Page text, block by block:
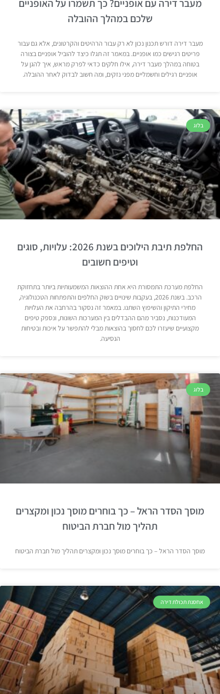
מעבר דירה עם אופניים? כך תשמרו על האופניים
שלכם במהלך ההובלה
מעבר דירה דורש תכנון נכון לא רק עבור הרהיטים והקרטונים, אלא גם עבור
פריטים רגישים כמו אופניים. במאמר זה תגלו כיצד להוביל אופניים בצורה
בטוחה במהלך מעבר דירה, אילו חלקים כדאי לפרק מראש, איך להגן על
אופניים רגילים וחשמליים מפני נזקים, ומה חשוב לבדוק לאחר ההובלה.
בלוג
החלפת תיבת הילוכים בשנת 2026: עלויות, סוגים
וטיפים חשובים
החלפת מערכת התמסורת היא אחת ההוצאות המשמעותיות ביותר בתחזוקת
הרכב. בשנת 2026, בעקבות שינויים בשוק החלפים והתפתחות הטכנולוגיה,
מחירי התיקון והשיפוץ השתנו. במאמר זה נסקור בהרחבה את העלויות
המעודכנות, נסביר מהם ההבדלים בין המערכות השונות, ונספק טיפים
מקצועיים שיעזרו לכם לחסוך בהוצאות מבלי להתפשר על איכות ובטיחות
הנסיעה.
בלוג
מוסך הסדר הראל – כך בוחרים מוסך נכון ומקצרים
תהליך מול חברת הביטוח
מוסך הסדר הראל – כך בוחרים מוסך נכון ומקצרים תהליך מול חברת הביטוח
אחסנת תכולת דירה